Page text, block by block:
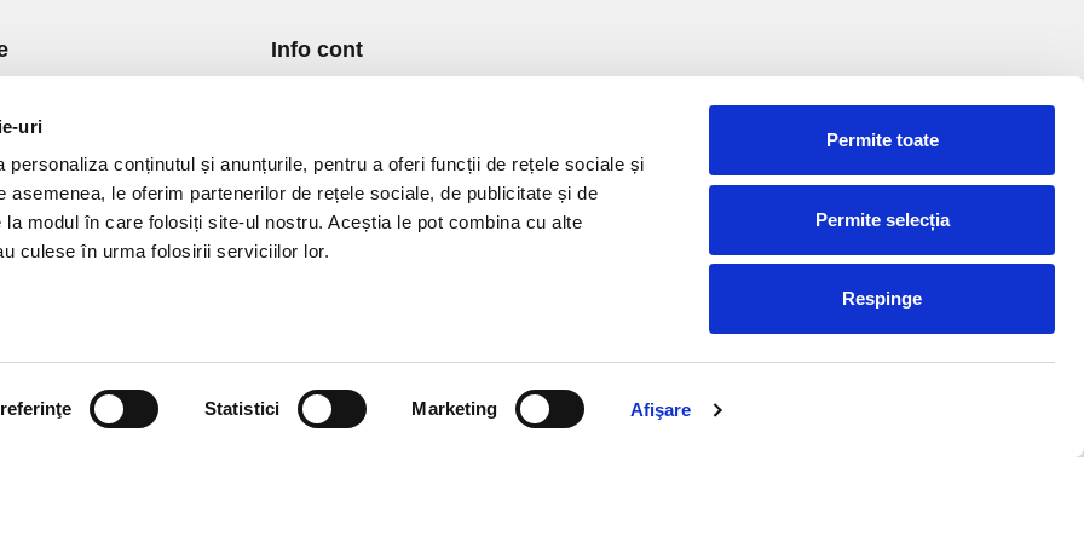
uri
personaliza conținutul și anunțurile, pentru a oferi funcții de rețele sociale și
asemenea, le oferim partenerilor de rețele sociale, de publicitate și de
modul în care folosiți site-ul nostru. Aceștia le pot combina cu alte
culese în urma folosirii serviciilor lor.
Statistici Marketing Afişare
Permite toate
Permite selecția
Respinge
si Plata
de Returnare
de confidentialitate
Cookies
si conditii
Info cont
Lista Favorite
GDPR - Protectia datelor
Contact